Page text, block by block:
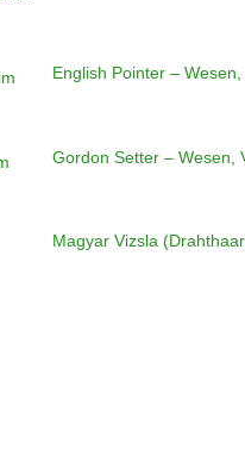
English Pointer – Wesen,
Gordon Setter – Wesen,
Magyar Vizsla